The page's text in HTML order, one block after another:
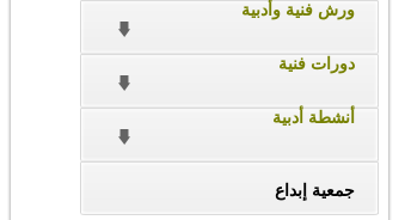
ورش فنية وأدبية
دورات فنية
أنشطة أدبية
جمعية إبداع